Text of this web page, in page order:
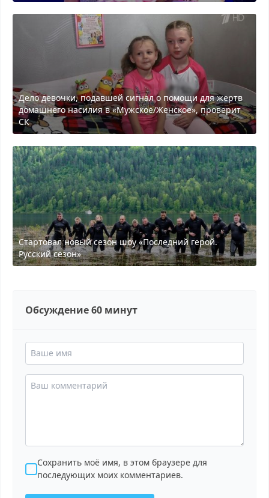
Дело девочки, подавшей сигнал о помощи для жертв
домашнего насилия в «Мужское/Женское», проверит
СК
Стартовал новый сезон шоу «Последний герой.
Русский сезон»
Обсуждение 60 минут
Сохранить моё имя, в этом браузере для
последующих моих комментариев.